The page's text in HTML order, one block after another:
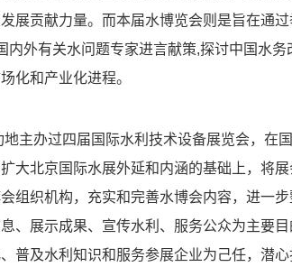
展贡献力量。而本届水博览会则是旨在通过
内外有关水问题专家进言献策,探讨中国水务
化和产业化进程。
办过四届国际水利技术设备展览会，在
大北京国际水展外延和内涵的基础上，将展
组织机构，充实和完善水博会内容，进一
、展示成果、宣传水利、服务公众为主要
普及水利知识和服务参展企业为己任，潜